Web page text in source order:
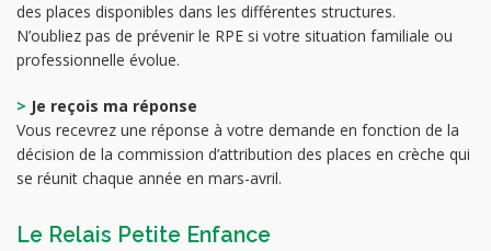
des places disponibles dans les différentes structures.
N’oubliez pas de prévenir le RPE si votre situation familiale ou
professionnelle évolue.
> Je reçois ma réponse
Vous recevrez une réponse à votre demande en fonction de la
décision de la commission d’attribution des places en crèche qui
se réunit chaque année en mars-avril.
Le Relais Petite Enfance